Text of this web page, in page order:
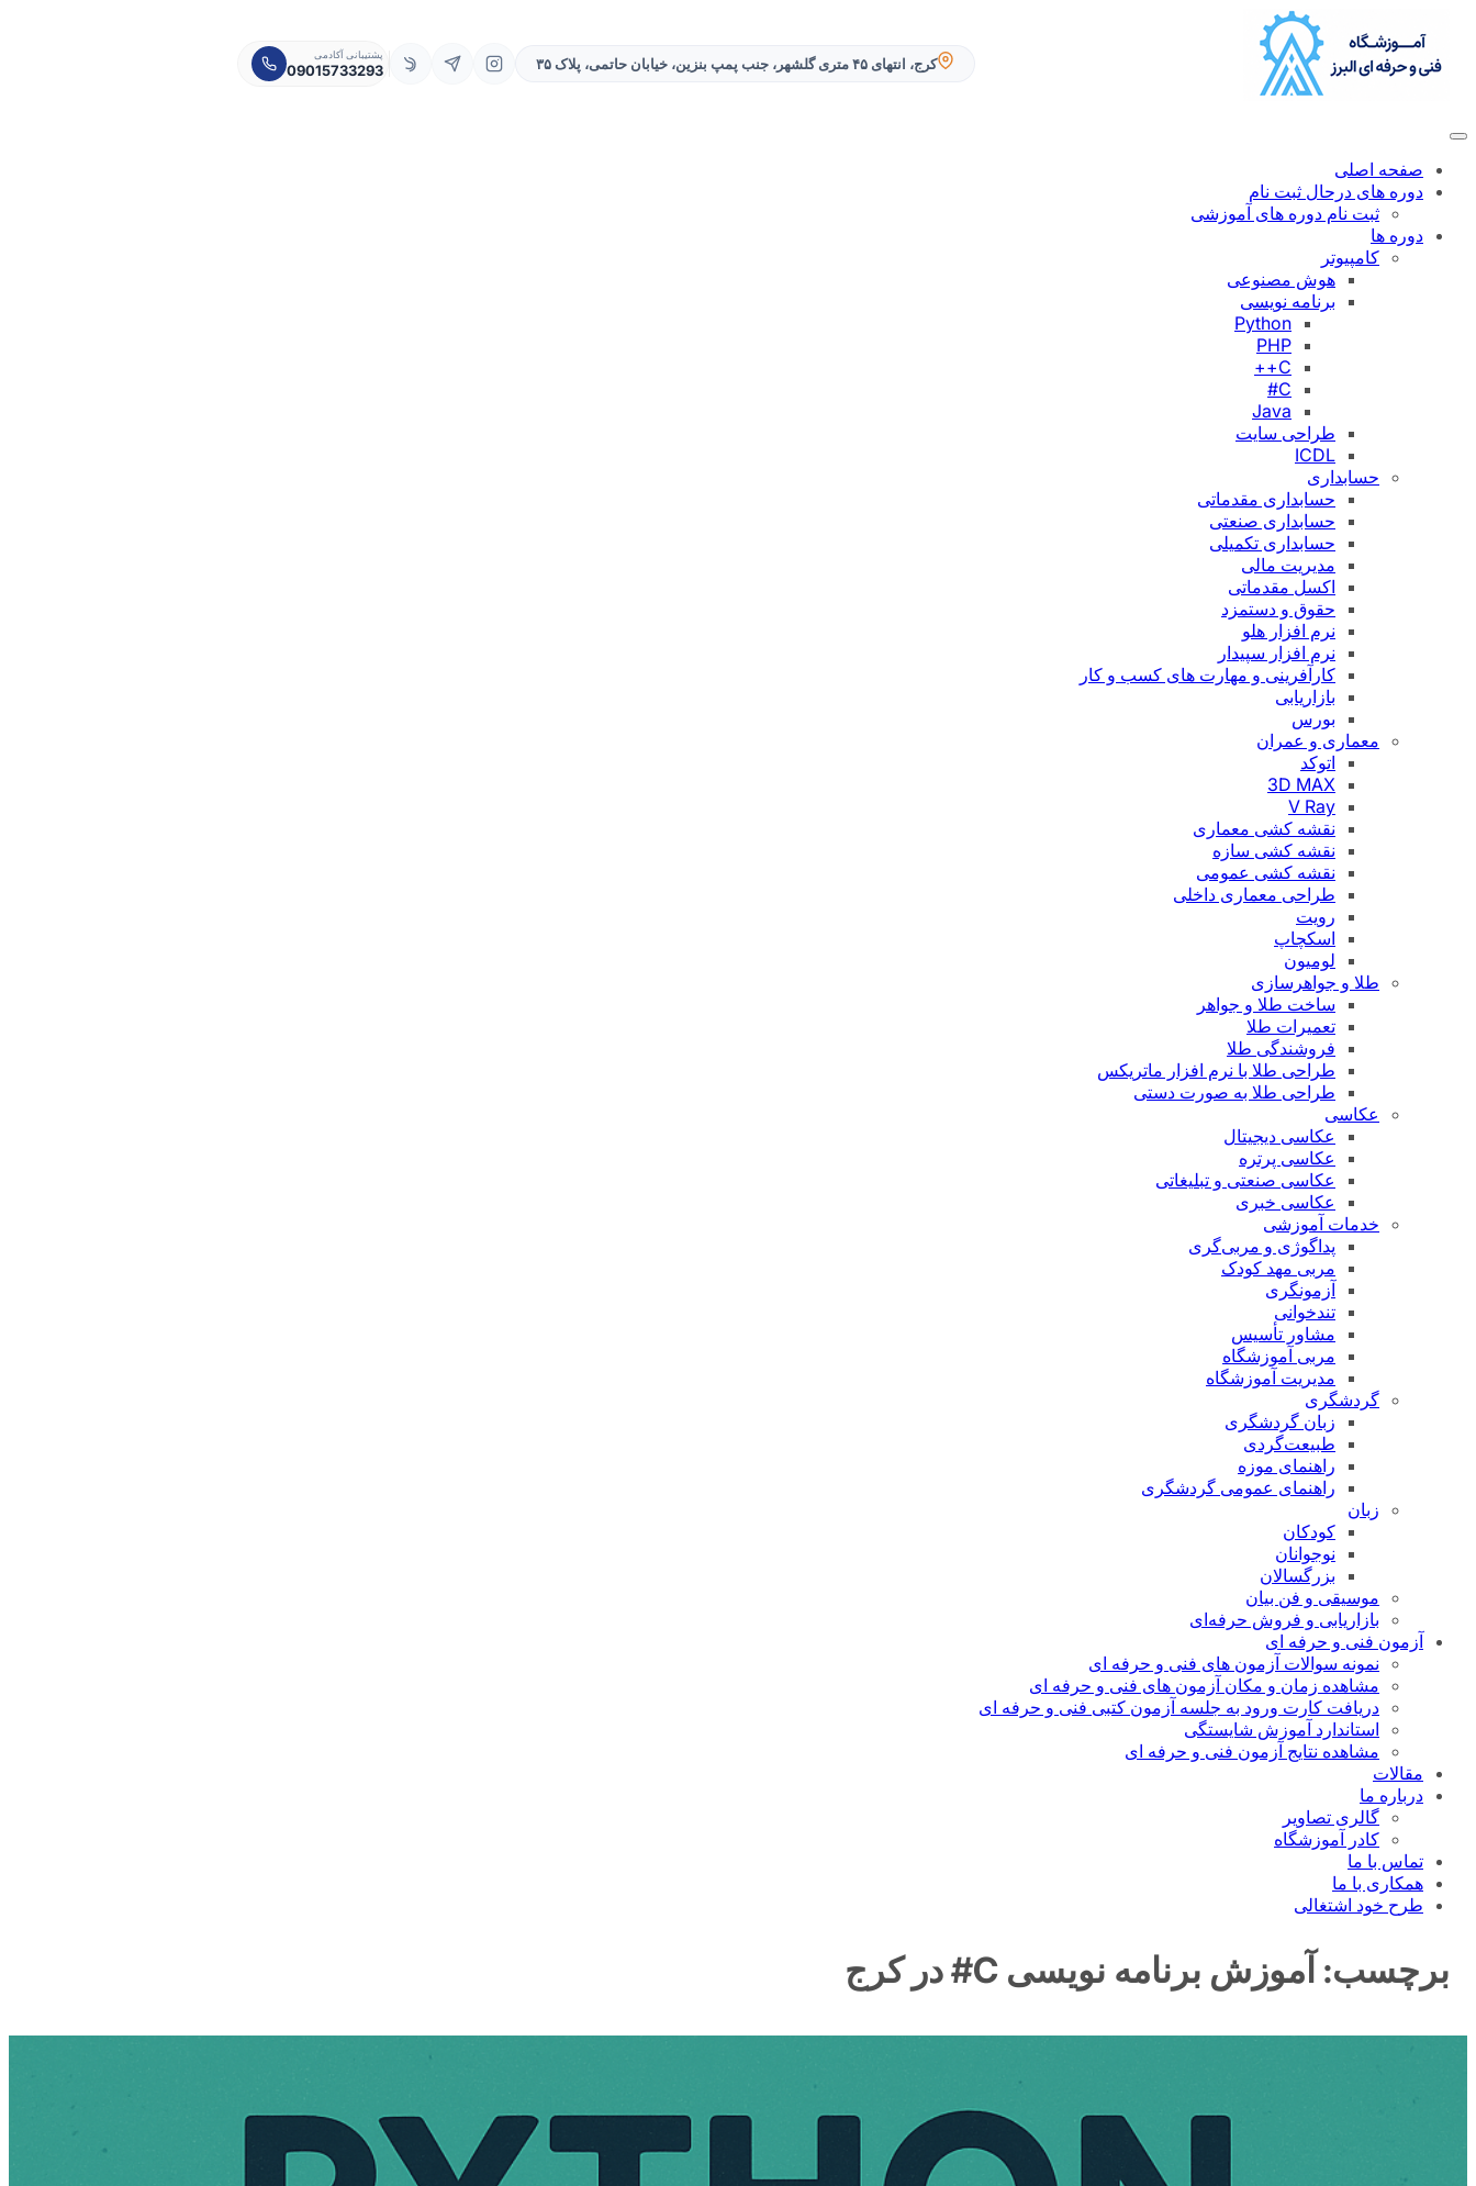
محتوا
کرج، انتهای ۴۵ متری گلشهر، جنب پمپ بنزین، خیابان حاتمی، پلاک ۳۵
پشتیبانی آکادمی
09015733293
صفحه اصلی
دوره های درحال ثبت نام
ثبت نام دوره های آموزشی
دوره ها
کامپیوتر
هوش مصنوعی
برنامه نویسی
Python
PHP
C++
C#
Java
طراحی سایت
ICDL
حسابداری
حسابداری مقدماتی
حسابداری صنعتی
حسابداری تکمیلی
مدیریت مالی
اکسل مقدماتی
حقوق و دستمزد
نرم افزار هلو
نرم افزار سپیدار
کارآفرینی و مهارت های کسب و کار
بازاریابی
بورس
معماری و عمران
اتوکد
3D MAX
V Ray
نقشه کشی معماری
نقشه کشی سازه
نقشه کشی عمومی
طراحی معماری داخلی
رویت
اسکچاپ
لومیون
طلا و جواهرسازی
ساخت طلا و جواهر
تعمیرات طلا
فروشندگی طلا
طراحی طلا با نرم افزار ماتریکس
طراحی طلا به صورت دستی
عکاسی
عکاسی دیجیتال
عکاسی پرتره
عکاسی صنعتی و تبلیغاتی
عکاسی خبری
خدمات آموزشی
پداگوژی و مربی‌گری
مربی مهد کودک
آزمونگری
تندخوانی
مشاور تأسیس
مربی آموزشگاه
مدیریت آموزشگاه
گردشگری
زبان گردشگری
طبیعت‌گردی
راهنمای موزه
راهنمای عمومی گردشگری
زبان
کودکان
نوجوانان
بزرگسالان
موسیقی و فن بیان
بازاریابی و فروش حرفه‌ای
آزمون فنی و حرفه ای
نمونه سوالات آزمون های فنی و حرفه ای
مشاهده زمان و مکان آزمون های فنی و حرفه ای
دریافت کارت ورود به جلسه آزمون کتبی فنی و حرفه ای
استاندارد آموزش شایستگی
مشاهده نتایج آزمون فنی و حرفه ای
مقالات
درباره ما
گالری تصاویر
کادر آموزشگاه
تماس با ما
همکاری با ما
طرح خود اشتغالی
برچسب: آموزش برنامه نویسی C# در کرج